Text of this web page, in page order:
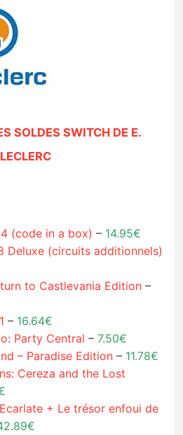
SOLDES SWITCH DE E.
LECLERC
(code in a box) – 14.95€
Deluxe (circuits additionnels)
to Castlevania Edition–
– 16.64€
Party Central–7.50€
– Paradise Edition– 11.78€
Cereza and the Lost
+ Le trésor enfoui de